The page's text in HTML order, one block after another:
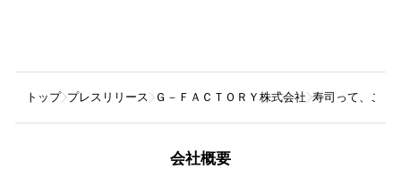
トップ プレスリリース Ｇ－ＦＡＣＴＯＲＹ株式会社 寿司って、こん
会社概要